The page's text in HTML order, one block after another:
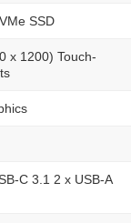
SSD
x 1200) Touch-
C 3.1 2 x USB-A